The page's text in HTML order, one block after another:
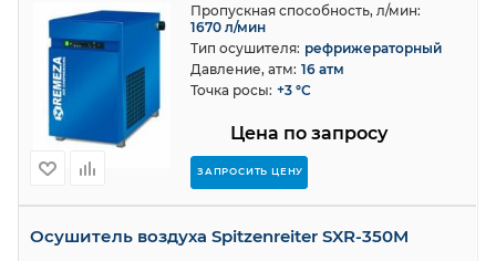
Цена по запросу
ЗАПРОСИТЬ ЦЕНУ
Пропускная способность, л/мин:
1670 л/мин
Тип осушителя: рефрижераторный
Давление, атм: 16 атм
Точка росы: +3 °С
Осушитель воздуха Spitzenreiter SXR-350M